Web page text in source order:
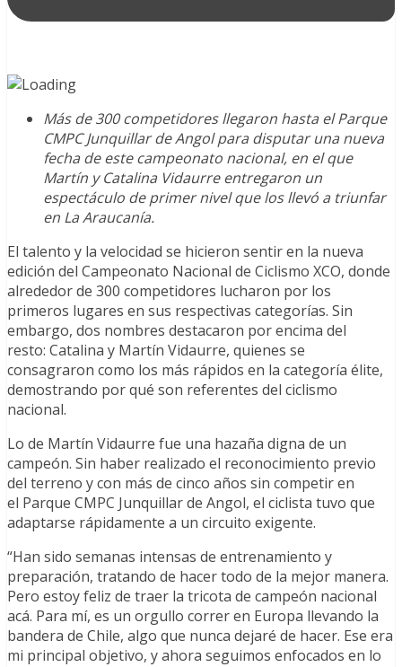
Más de 300 competidores llegaron hasta el Parque
CMPC Junquillar de Angol para disputar una nueva
fecha de este campeonato nacional, en el que
Martín y Catalina Vidaurre entregaron un
espectáculo de primer nivel que los llevó a triunfar
en La Araucanía.
El talento y la velocidad se hicieron sentir en la nueva
edición del Campeonato Nacional de Ciclismo XCO, donde
alrededor de 300 competidores lucharon por los
primeros lugares en sus respectivas categorías. Sin
embargo, dos nombres destacaron por encima del
resto: Catalina y Martín Vidaurre, quienes se
consagraron como los más rápidos en la categoría élite,
demostrando por qué son referentes del ciclismo
nacional.
Lo de Martín Vidaurre fue una hazaña digna de un
campeón. Sin haber realizado el reconocimiento previo
del terreno y con más de cinco años sin competir en
el Parque CMPC Junquillar de Angol, el ciclista tuvo que
adaptarse rápidamente a un circuito exigente.
“Han sido semanas intensas de entrenamiento y
preparación, tratando de hacer todo de la mejor manera.
Pero estoy feliz de traer la tricota de campeón nacional
acá. Para mí, es un orgullo correr en Europa llevando la
bandera de Chile, algo que nunca dejaré de hacer. Ese era
mi principal objetivo, y ahora seguimos enfocados en lo